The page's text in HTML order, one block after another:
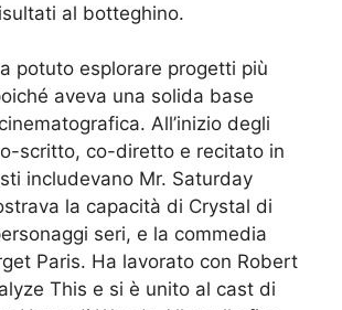
al botteghino.
potuto esplorare progetti più
aveva una solida base
All’inizio degli
scritto, co-diretto e recitato in
includevano Mr. Saturday
la capacità di Crystal di
seri, e la commedia
Paris. Ha lavorato con Robert
This e si è unito al cast di